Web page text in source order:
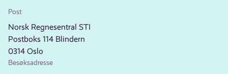
Post
Norsk Regnesentral STI
Postboks 114 Blindern
0314 Oslo
Besøksadresse